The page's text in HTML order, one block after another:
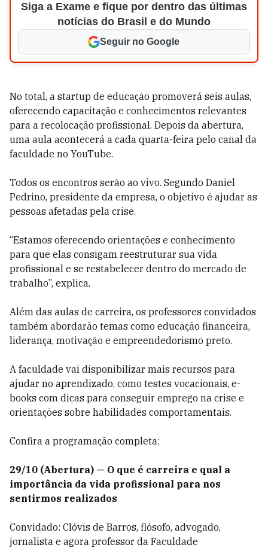
Siga a Exame e fique por dentro das últimas
notícias do Brasil e do Mundo
Seguir no Google
No total, a startup de educação promoverá seis aulas,
oferecendo capacitação e conhecimentos relevantes
para a recolocação profissional. Depois da abertura,
uma aula acontecerá a cada quarta-feira pelo canal da
faculdade no YouTube.
Todos os encontros serão ao vivo. Segundo Daniel
Pedrino, presidente da empresa, o objetivo é ajudar as
pessoas afetadas pela crise.
“Estamos oferecendo orientações e conhecimento
para que elas consigam reestruturar sua vida
profissional e se restabelecer dentro do mercado de
trabalho”, explica.
Além das aulas de carreira, os professores convidados
também abordarão temas como educação financeira,
liderança, motivação e empreendedorismo preto.
A faculdade vai disponibilizar mais recursos para
ajudar no aprendizado, como testes vocacionais, e-
books com dicas para conseguir emprego na crise e
orientações sobre habilidades comportamentais.
Confira a programação completa:
29/10 (Abertura) — O que é carreira e qual a
importância da vida profissional para nos
sentirmos realizados
Convidado: Clóvis de Barros, flósofo, advogado,
jornalista e agora professor da Faculdade